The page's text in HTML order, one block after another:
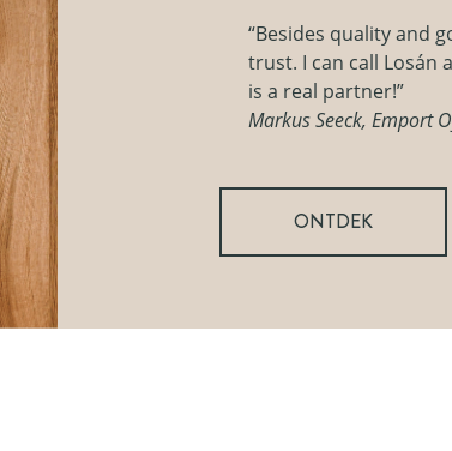
“Besides quality and
trust. I can call Losán
is a real partner!”
Markus Seeck, Emport
ONTDEK